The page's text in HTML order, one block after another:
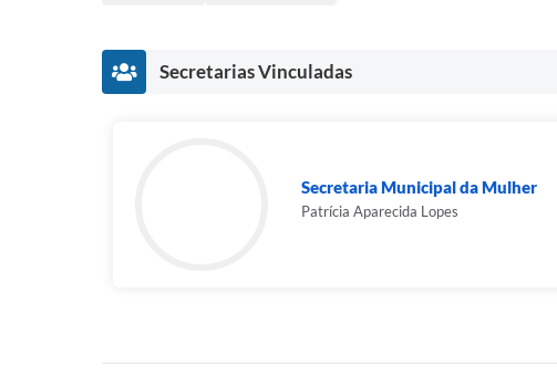
Secretarias Vinculadas
Secretaria Municipal da Mulher
Patrícia Aparecida Lopes